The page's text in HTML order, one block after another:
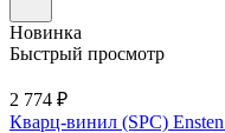
Новинка
Быстрый просмотр
2 774 ₽
Кварц-винил (SPC)